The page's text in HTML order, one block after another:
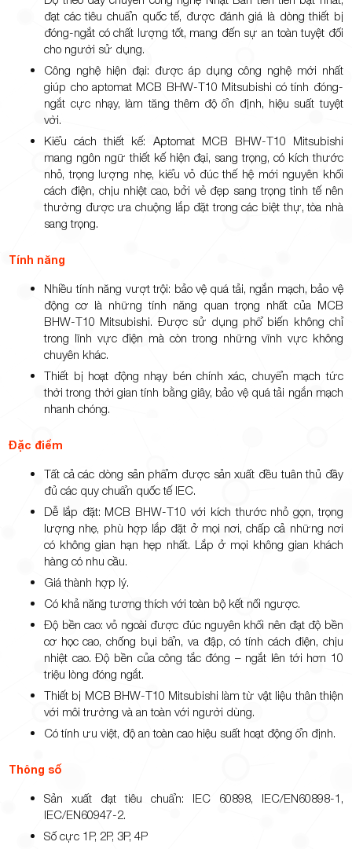
đạt các tiêu chuẩn quốc tế, được đánh giá là dòng thiết bị
đóng-ngắt có chất lượng tốt, mang đến sự an toàn tuyệt đối
cho người sử dụng.
Công nghệ hiện đại: được áp dụng công nghệ mới nhất
giúp cho aptomat MCB BHW-T10 Mitsubishi có tính đóng-
ngắt cực nhạy, làm tăng thêm độ ổn định, hiệu suất tuyệt
vời.
Kiểu cách thiết kế: Aptomat MCB BHW-T10 Mitsubishi
mang ngôn ngữ thiết kế hiện đại, sang trọng, có kích thước
nhỏ, trọng lượng nhẹ, kiểu vỏ đúc thế hệ mới nguyên khối
cách điện, chịu nhiệt cao, bởi vẻ đẹp sang trọng tinh tế nên
thường được ưa chuộng lắp đặt trong các biệt thự, tòa nhà
sang trọng.
Tính năng
Nhiều tính năng vượt trội: bảo vệ quá tải, ngắn mạch, bảo vệ
động cơ là những tính năng quan trọng nhất của MCB
BHW-T10 Mitsubishi. Được sử dụng phổ biến không chỉ
trong lĩnh vực điện mà còn trong những vĩnh vực không
chuyên khác.
Thiết bị hoạt động nhạy bén chính xác, chuyển mạch tức
thời trong thời gian tính bằng giây, bảo vệ quá tải ngắn mạch
nhanh chóng.
Đặc điểm
Tất cả các dòng sản phẩm được sản xuất đều tuân thủ đầy
đủ các quy chuẩn quốc tế IEC.
Dễ lắp đặt: MCB BHW-T10 với kích thước nhỏ gọn, trọng
lượng nhẹ, phù hợp lắp đặt ở mọi nơi, chấp cả những nơi
có không gian hạn hẹp nhất. Lắp ở mọi không gian khách
hàng có nhu cầu.
Giá thành hợp lý.
Có khả năng tương thích với toàn bộ kết nối ngược.
Độ bền cao: vỏ ngoài được đúc nguyên khối nên đạt độ bền
cơ học cao, chống bụi bẩn, va đập, có tính cách điện, chịu
nhiệt cao. Độ bền của công tắc đóng – ngắt lên tới hơn 10
triệu lòng đóng ngắt.
Thiết bị MCB BHW-T10 Mitsubishi làm từ vật liệu thân thiện
với môi trường và an toàn với người dùng.
Có tính ưu việt, độ an toàn cao hiệu suất hoạt động ổn định.
Thông số
Sản xuất đạt tiêu chuẩn: IEC 60898, IEC/EN60898-1,
IEC/EN60947-2.
Số cực 1P, 2P, 3P, 4P